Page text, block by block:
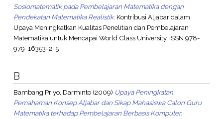
Sosiomatematik pada Pembelajaran Matematika dengan
Pendekatan Matematika Realistik. Kontribusi Aljabar dalam
Upaya Meningkatkan Kualitas Penelitian dan Pembelajaran
Matematika untuk Mencapai World Class University. ISSN 978-
979-16353-2-5
B
Bambang Priyo, Darminto(2009) Upaya Peningkatan
Pemahaman Konsep Aljabar dan Sikap Mahasiswa Calon Guru
Matematika terhadap Pembelajaran Berbasis Komputer.